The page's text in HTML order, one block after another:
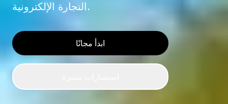
التجارة الإلكترونية.
ابدأ مجانًا